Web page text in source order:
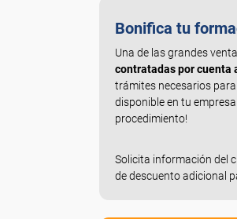
Bonifica tu
Una de las grandes
contratadas por cuenta
trámites necesarios
disponible en tu
procedimiento!
Solicita información del
de descuento adicional